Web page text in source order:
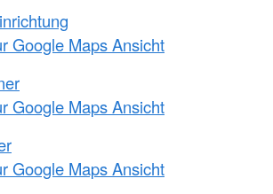
Google Maps Ansicht
Google Maps Ansicht
Google Maps Ansicht